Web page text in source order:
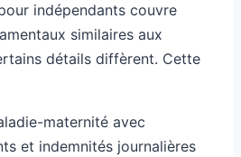
indépendants couvre
similaires aux
détails diffèrent. Cette
maternité avec
et indemnités journalières